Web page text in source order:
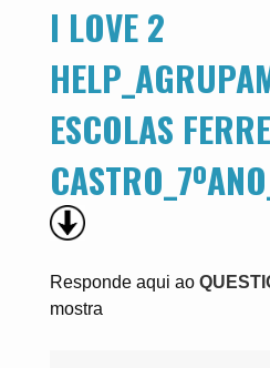
I LOVE 2
ESCOLAS
Responde aqui ao
mostra